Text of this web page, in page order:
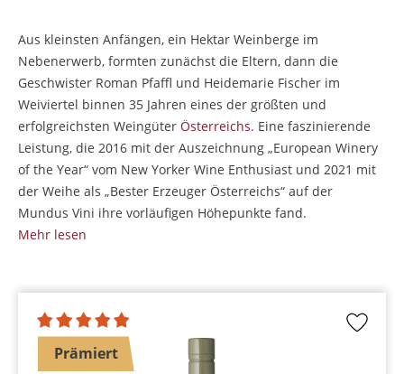
Aus kleinsten Anfängen, ein Hektar Weinberge im
Nebenerwerb, formten zunächst die Eltern, dann die
Geschwister Roman Pfaffl und Heidemarie Fischer im
Weiviertel binnen 35 Jahren eines der größten und
erfolgreichsten Weingüter Österreichs. Eine faszinierende
Leistung, die 2016 mit der Auszeichnung „European Winery
of the Year“ vom New Yorker Wine Enthusiast und 2021 mit
der Weihe als „Bester Erzeuger Österreichs“ auf der
Mundus Vini ihre vorläufigen Höhepunkte fand.
Mehr lesen
Prämiert